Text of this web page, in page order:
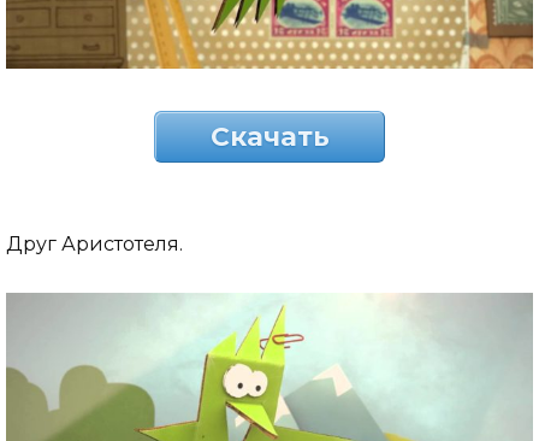
Скачать
Друг Аристотеля.